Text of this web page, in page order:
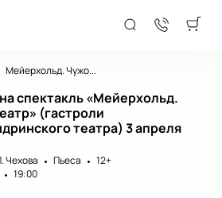
Мейерхольд. Чужо...
спектакль «Мейерхольд.
(гастроли
театра) 3 апреля
Чехова Пьеса
12+
19:00